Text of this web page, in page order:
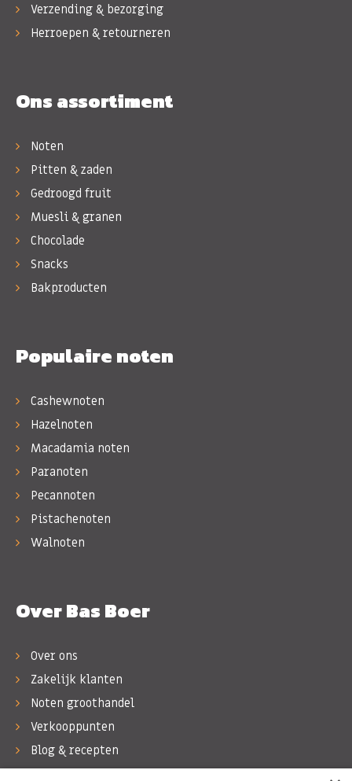
Verzending & bezorging
Herroepen & retourneren
Ons assortiment
Noten
Pitten & zaden
Gedroogd fruit
Muesli & granen
Chocolade
Snacks
Bakproducten
Populaire noten
Cashewnoten
Hazelnoten
Macadamia noten
Paranoten
Pecannoten
Pistachenoten
Walnoten
Over Bas Boer
Over ons
Zakelijk klanten
Noten groothandel
Verkooppunten
Blog & recepten
Werken bij Bas Boer Noten